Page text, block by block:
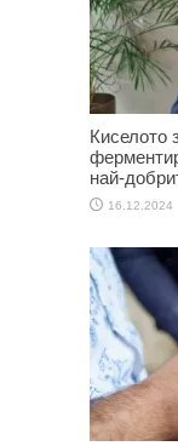
Киселото
най-
16.12.2024